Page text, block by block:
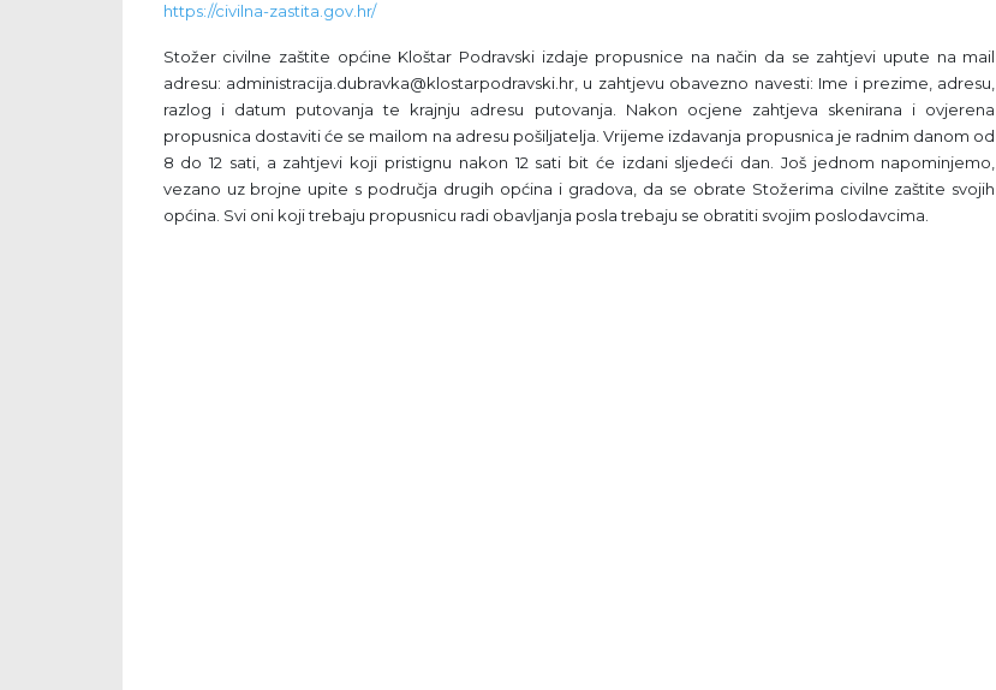
https://civilna-zastita.gov.hr/
Stožer civilne zaštite općine Kloštar Podravski izdaje propusnice na način da se zahtjevi upute na mail
adresu: administracija.dubravka@klostarpodravski.hr, u zahtjevu obavezno navesti: Ime i prezime, adresu,
razlog i datum putovanja te krajnju adresu putovanja. Nakon ocjene zahtjeva skenirana i ovjerena
propusnica dostaviti će se mailom na adresu pošiljatelja. Vrijeme izdavanja propusnica je radnim danom od
8 do 12 sati, a zahtjevi koji pristignu nakon 12 sati bit će izdani sljedeći dan. Još jednom napominjemo,
vezano uz brojne upite s područja drugih općina i gradova, da se obrate Stožerima civilne zaštite svojih
općina. Svi oni koji trebaju propusnicu radi obavljanja posla trebaju se obratiti svojim poslodavcima.